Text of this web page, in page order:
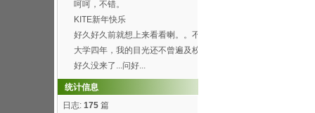
呵呵，不错。
KITE新年快乐
好久好久前就想上来看看喇。。不
过总是打开了首页进不...
大学四年，我的目光还不曾遍及校
园的每个角落，就快要...
好久没来了...问好...
统计信息
日志: 175 篇